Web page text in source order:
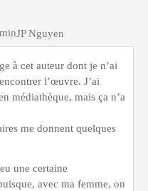
JP Nguyen
à cet auteur dont je n’ai
l’œuvre. J’ai
médiathèque, mais ça n’a
me donnent quelques
une certaine
avec ma femme, on